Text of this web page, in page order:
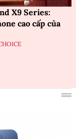
X9 Series:
cao cấp của